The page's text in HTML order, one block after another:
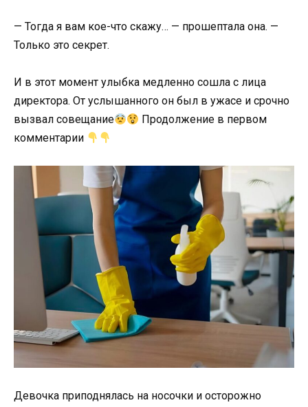
— Тогда я вам кое-что скажу… — прошептала она. —
Только это секрет.
И в этот момент улыбка медленно сошла с лица
директора. От услышанного он был в ужасе и срочно
вызвал совещание
Продолжение в первом
комментарии
Девочка приподнялась на носочки и осторожно